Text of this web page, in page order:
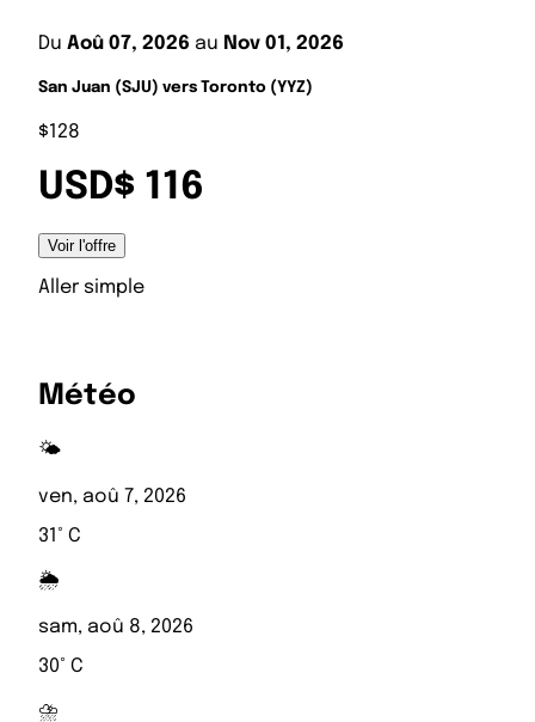
Du Aoû 07, 2026 au Nov 01, 2026
San Juan (SJU) vers Toronto (YYZ)
$128
USD$ 116
Voir l'offre
Aller simple
Météo
🌤️
ven, aoû 7, 2026
31° C
🌦️
sam, aoû 8, 2026
30° C
⛈️